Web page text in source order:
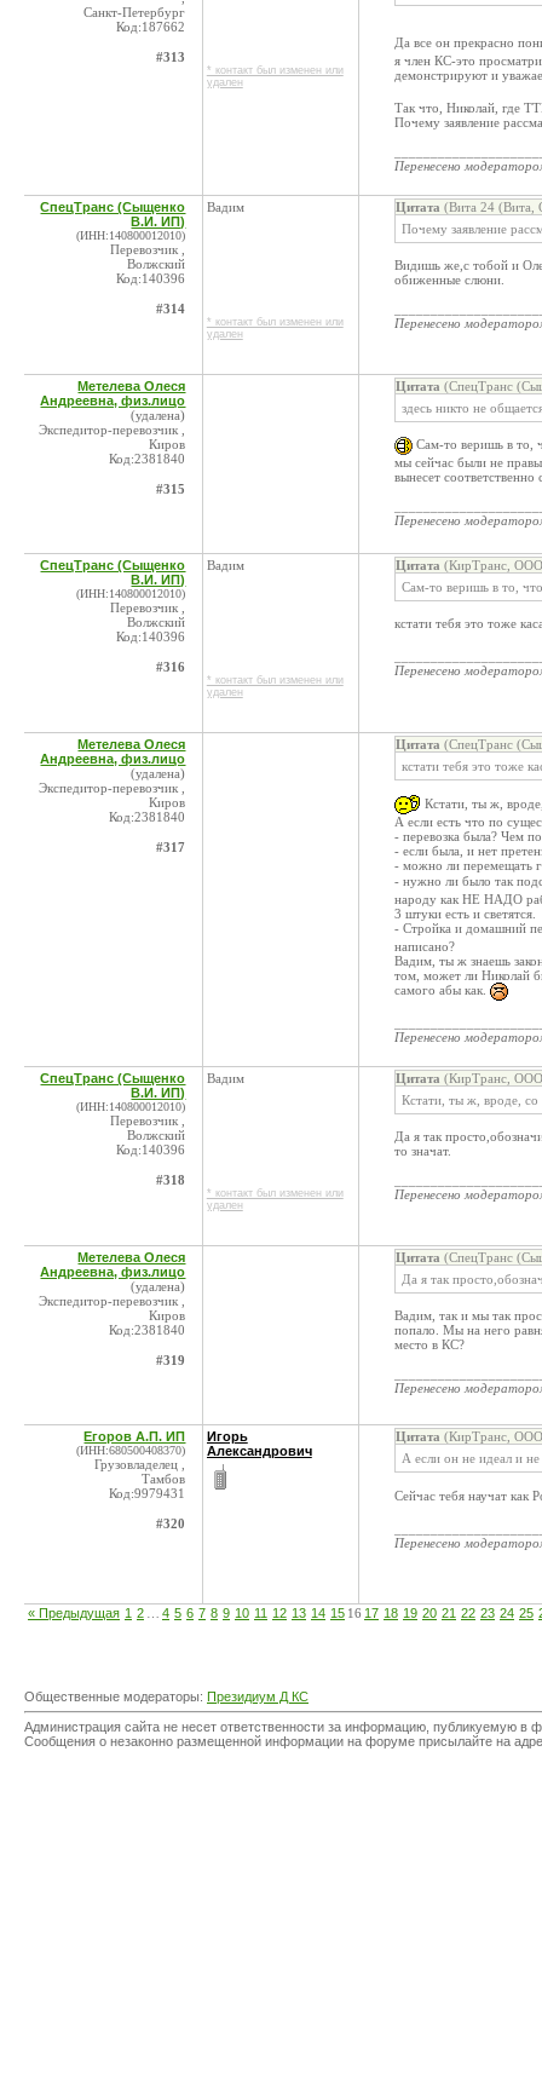
Санкт-Петербург
Код:187662
#313
* контакт был изменен или
удален
Да все он прекрасно
я член КС-это
демонстрируют и
Так что, Николай, где
Почему заявление
Перенесено
СпецТранс (Сыщенко
В.И. ИП)
(ИНН:140800012010)
Перевозчик ,
Волжский
Код:140396
#314
Вадим
* контакт был изменен или
удален
Цитата (Вита 24
Почему заявление
Видишь же,с тобой и
обиженные слюни.
Перенесено
Метелева Олеся
Андреевна, физ.лицо
(удалена)
Экспедитор-перевозчик ,
Киров
Код:2381840
#315
Цитата (СпецТранс
здесь никто не
Сам-то веришь в то,
мы сейчас были не
вынесет
Перенесено
СпецТранс (Сыщенко
В.И. ИП)
(ИНН:140800012010)
Перевозчик ,
Волжский
Код:140396
#316
Вадим
* контакт был изменен или
удален
Цитата (КирТранс,
Сам-то веришь в то,
кстати тебя это тоже
Перенесено
Метелева Олеся
Андреевна, физ.лицо
(удалена)
Экспедитор-перевозчик ,
Киров
Код:2381840
#317
Цитата (СпецТранс
кстати тебя это тоже
Кстати, ты ж,
А если есть что по
- перевозка была? Чем
- если была, и нет
- можно ли перемещать
- нужно ли было так
народу как НЕ НАДО
3 штуки есть и светятся.
- Стройка и домашний
написано?
Вадим, ты ж знаешь
том, может ли Николай
самого абы как.
Перенесено
СпецТранс (Сыщенко
В.И. ИП)
(ИНН:140800012010)
Перевозчик ,
Волжский
Код:140396
#318
Вадим
* контакт был изменен или
удален
Цитата (КирТранс,
Кстати, ты ж, вроде,
Да я так
то значат.
Перенесено
Метелева Олеся
Андреевна, физ.лицо
(удалена)
Экспедитор-перевозчик ,
Киров
Код:2381840
#319
Цитата (СпецТранс
Да я так
Вадим, так и мы так
попало. Мы на него
место в КС?
Перенесено
Егоров А.П. ИП
(ИНН:680500408370)
Грузовладелец ,
Тамбов
Код:9979431
#320
Игорь
Александрович
Цитата (КирТранс,
А если он не идеал и
Сейчас тебя научат как
Перенесено
« Предыдущая 1 2 4 5 6 7 8 9 10 11 12 13 14 15 16 17 18 19 20 21 22 23 24 25
Общественные модераторы: Президиум Д КС
Администрация сайта не несет ответственности за информацию, публикуемую
Сообщения о незаконно размещенной информации на форуме присылайте на